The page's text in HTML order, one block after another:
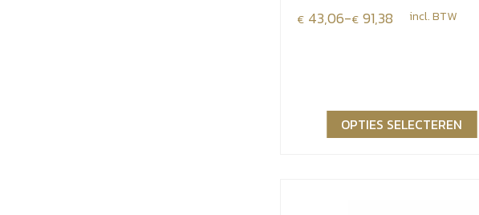
€ 43,06-€ 91,38
Prijsklasse:
incl. BTW
OPTIES SELECTEREN